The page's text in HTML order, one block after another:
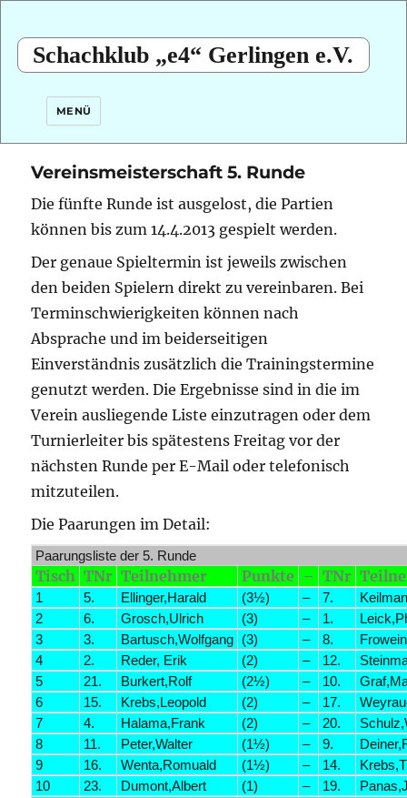
Schachklub „e4“ Gerlingen e.V.
MENÜ
Vereinsmeisterschaft 5. Runde
Die fünfte Runde ist ausgelost, die Partien
können bis zum 14.4.2013 gespielt werden.
Der genaue Spieltermin ist jeweils zwischen
den beiden Spielern direkt zu vereinbaren. Bei
Terminschwierigkeiten können nach
Absprache und im beiderseitigen
Einverständnis zusätzlich die Trainingstermine
genutzt werden. Die Ergebnisse sind in die im
Verein ausliegende Liste einzutragen oder dem
Turnierleiter bis spätestens Freitag vor der
nächsten Runde per E-Mail oder telefonisch
mitzuteilen.
Die Paarungen im Detail:
Paarungsliste der 5. Runde
Tisch TNr Teilnehmer Punkte – TNr
1 5. Ellinger,Harald (3½) – 7.
2
6. Grosch,Ulrich (3) – 1.
3
3. Bartusch,Wolfgang (3) – 8.
4
2. Reder, Erik (2) – 12.
5
21. Burkert,Rolf (2½) – 10.
6
15. Krebs,Leopold (2) – 17.
7
4. Halama,Frank (2) – 20.
8
11. Peter,Walter (1½) – 9.
9
16. Wenta,Romuald (1½) – 14.
10
23. Dumont,Albert (1) – 19.